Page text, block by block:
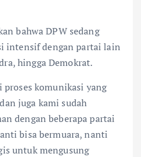
bahwa DPW sedang
intensif dengan partai lain
hingga Demokrat.
komunikasi yang
juga kami sudah
dengan beberapa partai
bisa bermuara, nanti
untuk mengusung